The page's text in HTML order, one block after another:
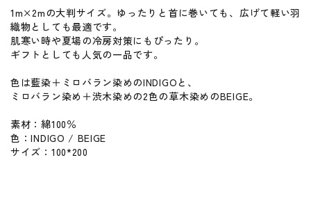
1m×2mの大判サイズ。ゆったりと首に巻いても、広げて軽い羽
織物としても最適です。
肌寒い時や夏場の冷房対策にもぴったり。
ギフトとしても人気の一品です。
色は藍染＋ミロバラン染めのINDIGOと、
ミロバラン染め＋渋木染めの2色の草木染めのBEIGE。
素材：綿100％
色：INDIGO / BEIGE
サイズ：100*200